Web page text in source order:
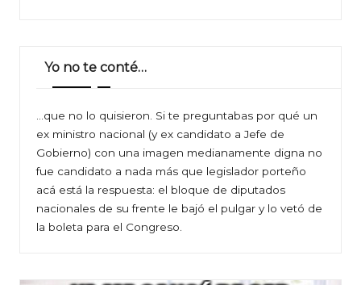
Yo no te conté…
…que no lo quisieron. Si te preguntabas por qué un
ex ministro nacional (y ex candidato a Jefe de
Gobierno) con una imagen medianamente digna no
fue candidato a nada más que legislador porteño
acá está la respuesta: el bloque de diputados
nacionales de su frente le bajó el pulgar y lo vetó de
la boleta para el Congreso.